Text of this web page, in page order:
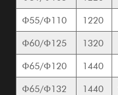
Φ55/Φ110
1220
Φ60/Φ125
1320
Φ65/Φ120
1440
Φ65/Φ132
1440